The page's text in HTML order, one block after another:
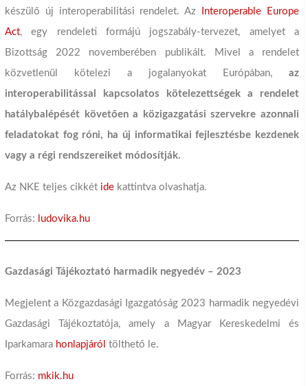
készülő új interoperabilitási rendelet. Az
Interoperable Europe
Act, egy rendeleti formájú jogszabály-tervezet, amelyet a
Bizottság 2022 novemberében publikált. Mivel a rendelet
közvetlenül kötelezi a jogalanyokat Európában, az
interoperabilitással kapcsolatos kötelezettségek a rendelet
hatálybalépését követően a közigazgatási szervekre azonnali
feladatokat fog róni, ha új informatikai fejlesztésbe kezdenek
vagy a régi rendszereiket módosítják.
Az NKE teljes cikkét ide kattintva olvashatja.
Forrás: ludovika.hu
Gazdasági Tájékoztató harmadik negyedév – 2023
Megjelent a Közgazdasági Igazgatóság 2023 harmadik negyedévi
Gazdasági Tájékoztatója, amely a Magyar Kereskedelmi és
Iparkamara honlapjáról tölthető le.
Forrás: mkik.hu